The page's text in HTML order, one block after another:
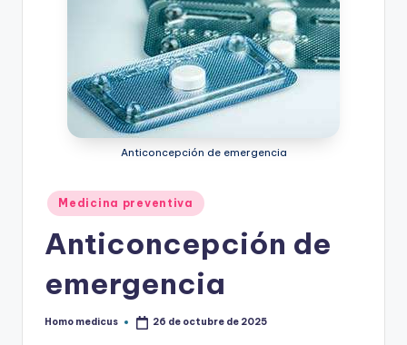
Anticoncepción de emergencia
Publicado
en
Medicina preventiva
Anticoncepción de
emergencia
Publicado
Homo medicus 26 de octubre de 2025